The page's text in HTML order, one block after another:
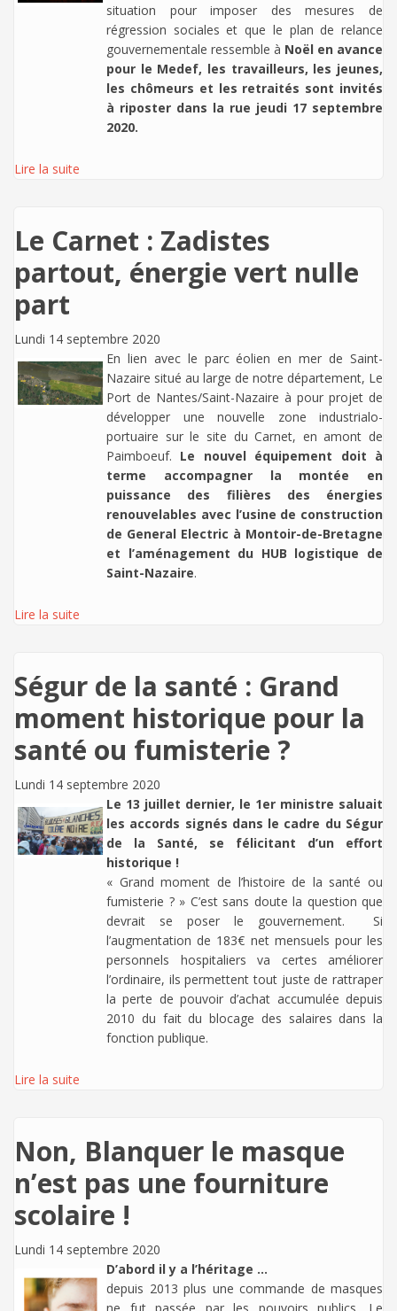
situation pour imposer des mesures de
régression sociales et que le plan de relance
gouvernementale ressemble à Noël en avance
pour le Medef, les travailleurs, les jeunes,
les chômeurs et les retraités sont invités
à riposter dans la rue jeudi 17 septembre
2020.
Lire la suite
Le Carnet : Zadistes
partout, énergie vert nulle
part
Lundi 14 septembre 2020
En lien avec le parc éolien en mer de Saint-
Nazaire situé au large de notre département, Le
Port de Nantes/Saint-Nazaire à pour projet de
développer une nouvelle zone industrialo-
portuaire sur le site du Carnet, en amont de
Paimboeuf. Le nouvel équipement doit à
terme accompagner la montée en
puissance des filières des énergies
renouvelables avec l’usine de construction
de General Electric à Montoir-de-Bretagne
et l’aménagement du HUB logistique de
Saint-Nazaire.
Lire la suite
Ségur de la santé : Grand
moment historique pour la
santé ou fumisterie ?
Lundi 14 septembre 2020
Le 13 juillet dernier, le 1er ministre saluait
les accords signés dans le cadre du Ségur
de la Santé, se félicitant d’un effort
historique !
« Grand moment de l’histoire de la santé ou
fumisterie ? » C’est sans doute la question que
devrait se poser le gouvernement. Si
l’augmentation de 183€ net mensuels pour les
personnels hospitaliers va certes améliorer
l’ordinaire, ils permettent tout juste de rattraper
la perte de pouvoir d’achat accumulée depuis
2010 du fait du blocage des salaires dans la
fonction publique.
Lire la suite
Non, Blanquer le masque
n’est pas une fourniture
scolaire !
Lundi 14 septembre 2020
D’abord il y a l’héritage ...
depuis 2013 plus une commande de masques